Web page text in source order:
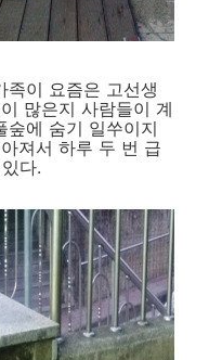
족이 요즘은 고선생
많은지 사람들이 계
숲에 숨기 일쑤이지
져서 하루 두 번 급
다.